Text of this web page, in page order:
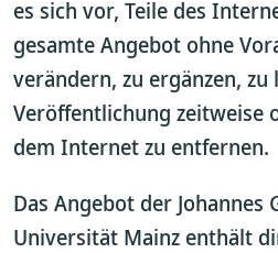
es sich vor, Teile des
gesamte Angebot ohne
verändern, zu ergänzen,
Veröffentlichung zeitweise
dem Internet zu entfernen.
Das Angebot der Johannes
Universität Mainz enthält